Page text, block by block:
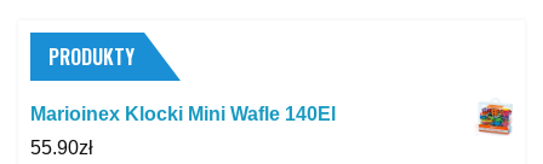
PRODUKTY
Marioinex Klocki Mini Wafle 140El
55.90zł